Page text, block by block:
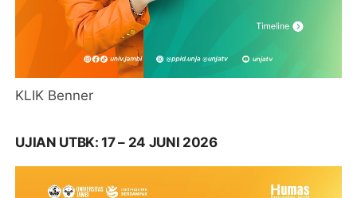
KLIK Benner
UJIAN UTBK: 17 – 24 JUNI 2026